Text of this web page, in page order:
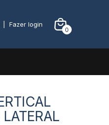
Fazer login
0